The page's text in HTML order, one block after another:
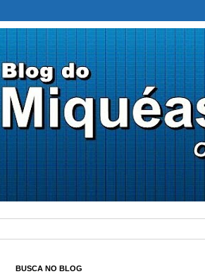
BUSCA NO BLOG